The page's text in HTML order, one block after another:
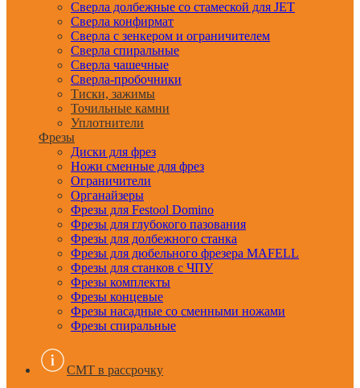
Сверла долбежные со стамеской для JET
Сверла конфирмат
Сверла с зенкером и ограничителем
Сверла спиральные
Сверла чашечные
Сверла-пробочники
Тиски, зажимы
Точильные камни
Уплотнители
Фрезы
Диски для фрез
Ножи сменные для фрез
Ограничители
Органайзеры
Фрезы для Festool Domino
Фрезы для глубокого пазования
Фрезы для долбежного станка
Фрезы для дюбельного фрезера MAFELL
Фрезы для станков с ЧПУ
Фрезы комплекты
Фрезы концевые
Фрезы насадные со сменными ножами
Фрезы спиральные
CMT в рассрочку